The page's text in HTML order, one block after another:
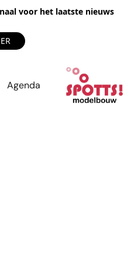
voor het laatste nieuws
Agenda